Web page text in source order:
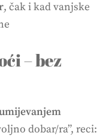
, čak i kad vanjske
– bez
dobar/ra”, reci: